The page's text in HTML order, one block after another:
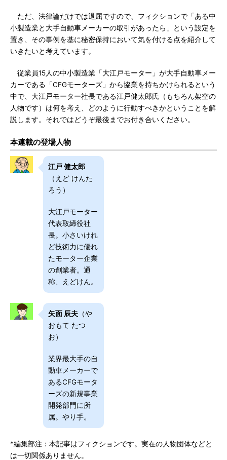
ただ、法律論だけでは退屈ですので、フィクションで「ある中
小製造業と大手自動車メーカーの取引があったら」という設定を
置き、その事例を基に秘密保持において気を付ける点を紹介して
いきたいと考えています。
従業員15人の中小製造業「大江戸モーター」が大手自動車メー
カーである「CFGモーターズ」から協業を持ちかけられるという
中で、大江戸モーター社長である江戸健太郎氏（もちろん架空の
人物です）は何を考え、どのように行動すべきかということを解
説します。それではどうぞ最後までお付き合いください。
本連載の登場人物
江戸 健太郎
（えど けんた
ろう）
大江戸モーター
代表取締役社
長。小さいけれ
ど技術力に優れ
たモーター企業
の創業者。通
称、えどけん。
矢面 辰夫 （や
おもて たつ
お）
業界最大手の自
動車メーカーで
あるCFGモータ
ーズの新規事業
開発部門に所
属。やり手。
*編集部注：本記事はフィクションです。実在の人物団体などと
は一切関係ありません。